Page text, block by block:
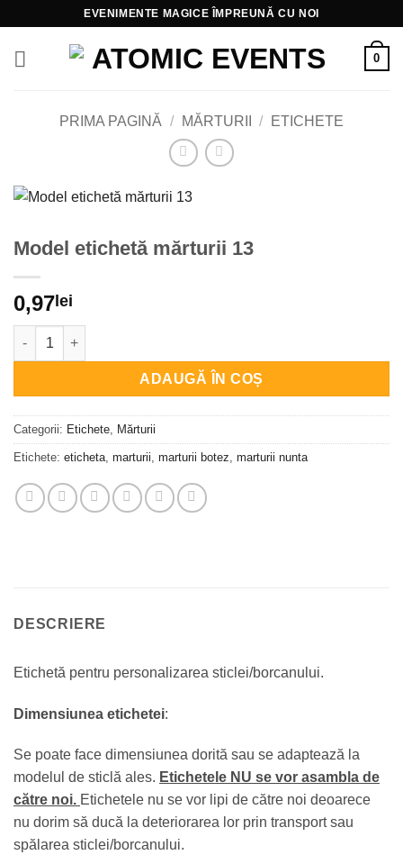
content
EVENIMENTE MAGICE ÎMPREUNĂ CU NOI
0
PRIMA PAGINĂ / MĂRTURII / ETICHETE
Model etichetă mărturii 13
0,97lei
Cantitate Model etichetă mărturii 13
ADAUGĂ ÎN COȘ
Categorii: Etichete Mărturii
Etichete: eticheta marturii marturii botez marturii nunta
DESCRIERE
Etichetă pentru personalizarea sticlei/borcanului.
Dimensiunea etichetei:
Se poate face dimensiunea dorită sau se adaptează la
modelul de sticlă ales. Etichetele NU se vor asambla de
către noi. Etichetele nu se vor lipi de către noi deoarece
nu dorim să ducă la deteriorarea lor prin transport sau
spălarea sticlei/borcanului.